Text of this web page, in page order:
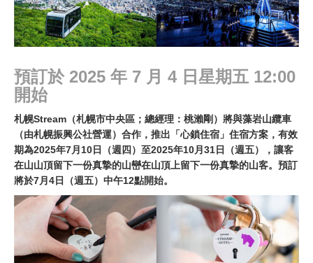
預訂於 2025 年 7 月 4 日星期五 12:00
開始
札幌Stream（札幌市中央區；總經理：桃瀨剛）將與藻岩山纜車
（由札幌振興公社營運）合作，推出「心鎖住宿」住宿方案，有效
期為2025年7月10日（週四）至2025年10月31日（週五），讓客
在山山頂留下一份真摯的山巒在山頂上留下一份真摯的山客。預訂
將於7月4日（週五）中午12點開始。